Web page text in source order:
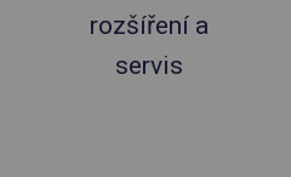
rozšíření a
servis